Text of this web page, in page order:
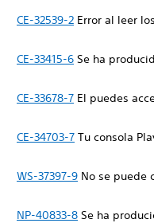
CE-32539-2 Error al leer
CE-33415-6 Se ha
CE-33678-7 El puedes
CE-34703-7 Tu consola
WS-37397-9 No se puede
NP-40833-8 Se ha